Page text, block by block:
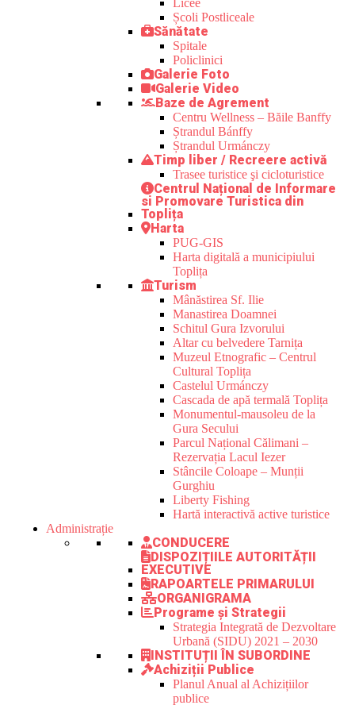
Licee
Școli Postliceale
Sănătate
Spitale
Policlinici
Galerie Foto
Galerie Video
Baze de Agrement
Centru Wellness – Băile Banffy
Ștrandul Bánffy
Ștrandul Urmánczy
Timp liber / Recreere activă
Trasee turistice şi cicloturistice
Centrul Național de Informare
si Promovare Turistica din
Toplița
Harta
PUG-GIS
Harta digitală a municipiului
Toplița
Turism
Mânăstirea Sf. Ilie
Manastirea Doamnei
Schitul Gura Izvorului
Altar cu belvedere Tarnița
Muzeul Etnografic – Centrul
Cultural Toplița
Castelul Urmánczy
Cascada de apă termală Toplița
Monumentul-mausoleu de la
Gura Secului
Parcul Național Călimani –
Rezervația Lacul Iezer
Stâncile Coloape – Munții
Gurghiu
Liberty Fishing
Hartă interactivă active turistice
Administrație
CONDUCERE
DISPOZIȚIILE AUTORITĂȚII
EXECUTIVE
RAPOARTELE PRIMARULUI
ORGANIGRAMA
Programe și Strategii
Strategia Integrată de Dezvoltare
Urbană (SIDU) 2021 – 2030
INSTITUȚII ÎN SUBORDINE
Achiziții Publice
Planul Anual al Achizițiilor
publice